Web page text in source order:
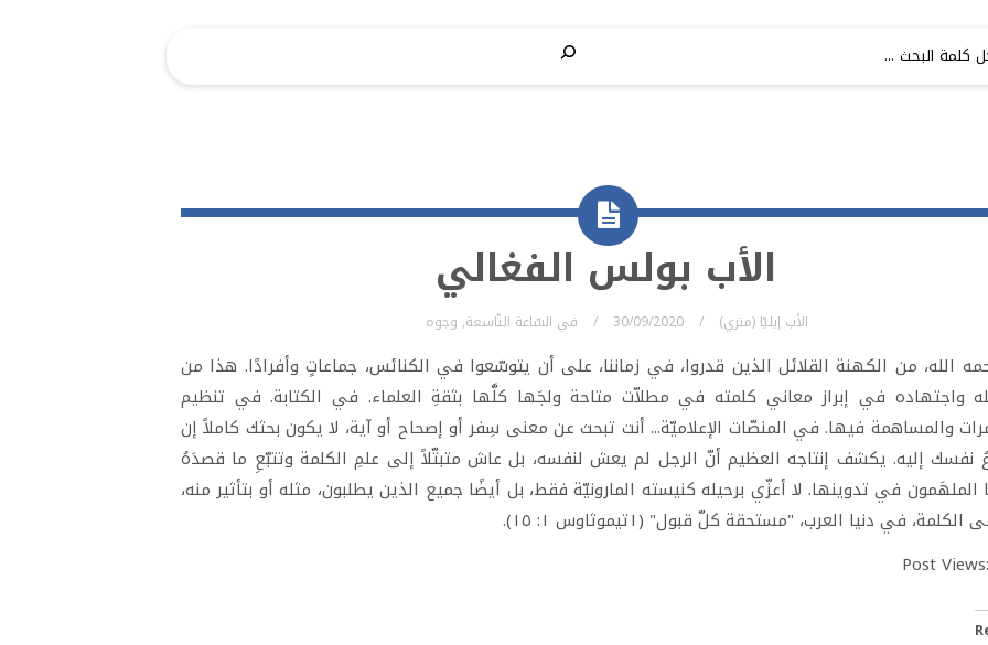
الأب بولس الفغالي
الأب إيليّا (متري) 30/09/2020 في السّاعة التّاسعة, وجوه
الله، من الكهنة القلائل الذين قدروا، في زماننا، على أن يتوسّعوا في الكنائس، جماعاتٍ وأفرادًا. هذا من
واجتهاده في إبراز معاني كلمته في مطلاّت متاحة ولجَها كلَّها بثقةِ العلماء. في الكتابة. في تنظيم
والمساهمة فيها. في المنصّات الإعلاميّة... أنت تبحث عن معنى سِفر أو إصحاح أو آية، لا يكون بحثك كاملاً إن
نفسك إليه. يكشف إنتاجه العظيم أنّ الرجل لم يعش لنفسه، بل عاش متبتّلاً إلى علمِ الكلمة وتتبّعِ ما قصدَهُ
الملهَمون في تدوينها. لا أعزّي برحيله كنيسته المارونيّة فقط، بل أيضًا جميع الذين يطلبون، مثله أو بتأثير منه،
في دنيا العرب، "مستحقة كلّ قبول" (١تيموثاوس ١: ١٥).
Post Views: